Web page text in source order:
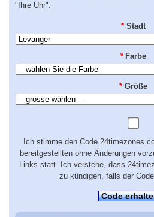
"Ihre Uhr":
* Stadt
* Farbe
* Größe
Ich stimme den Code
bereitgestellten ohne Änderungen
Links statt. Ich verstehe, dass
zu kündigen, falls der
Code